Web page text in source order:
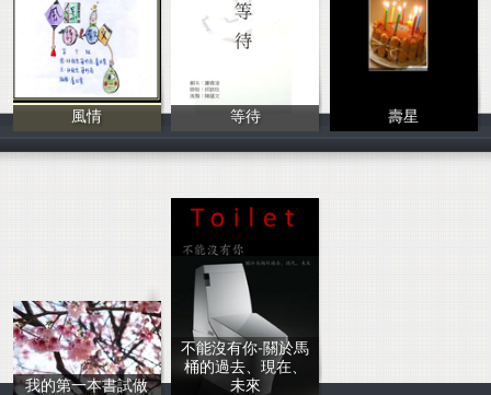
風情
林雍容 盧玟霓
等待
陳蘊文/邱歆玫/
壽星
學生
我的第一本書試做
不能沒有你-關於馬
桶的過去、現在、
未來